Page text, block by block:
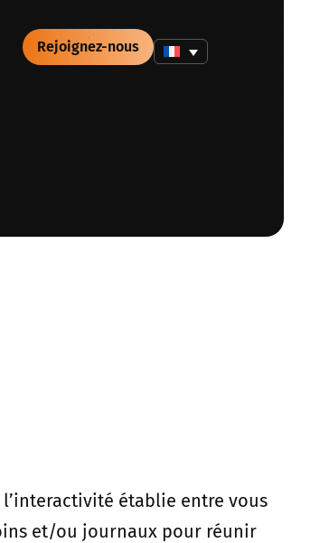
Rejoignez-nous
établie entre vous
et/ou journaux pour réunir